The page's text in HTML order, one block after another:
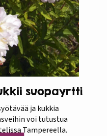
suopayrtti
ja kukkia
voi tutustua
Tampereella.